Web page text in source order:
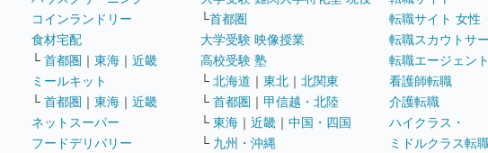
コインランドリー
食材宅配
└ 首都圏 ｜ 東海 ｜ 近畿
ミールキット
└ 首都圏 ｜ 東海 ｜ 近畿
ネットスーパー
フードデリバリー
└首都圏
大学受験 映像授業
高校受験 塾
└ 北海道 ｜ 東北 ｜ 北関東
└ 首都圏 ｜ 甲信越・北陸
└ 東海 ｜ 近畿 ｜ 中国・四国
└ 九州・沖縄
転職サイト 女性
転職スカウトサ
転職エージェント
看護師転職
介護転職
ハイクラス・
ミドルクラス転